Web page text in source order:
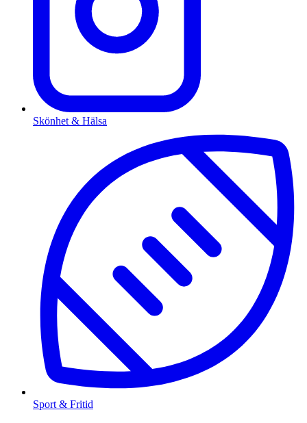
Skönhet & Hälsa
Sport & Fritid